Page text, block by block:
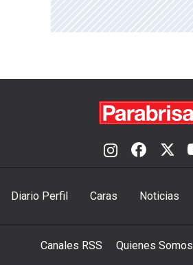
Diario Perfil Caras Noticias
Canales RSS Quienes Somos